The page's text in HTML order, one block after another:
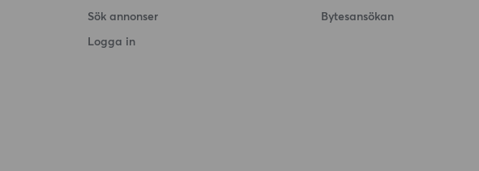
Sök annonser
Logga in
Bytesansökan